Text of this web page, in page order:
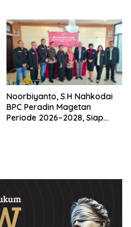
Noorbiyanto, S.H Nahkodai
BPC Peradin Magetan
Periode 2026–2028, Siap